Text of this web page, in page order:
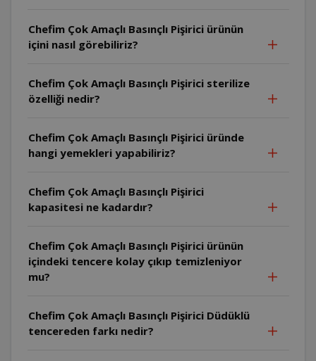
Chefim Çok Amaçlı Basınçlı Pişirici ürünün
içini nasıl görebiliriz?
Chefim Çok Amaçlı Basınçlı Pişirici sterilize
özelliği nedir?
Chefim Çok Amaçlı Basınçlı Pişirici üründe
hangi yemekleri yapabiliriz?
Chefim Çok Amaçlı Basınçlı Pişirici
kapasitesi ne kadardır?
Chefim Çok Amaçlı Basınçlı Pişirici ürünün
içindeki tencere kolay çıkıp temizleniyor
mu?
Chefim Çok Amaçlı Basınçlı Pişirici Düdüklü
tencereden farkı nedir?